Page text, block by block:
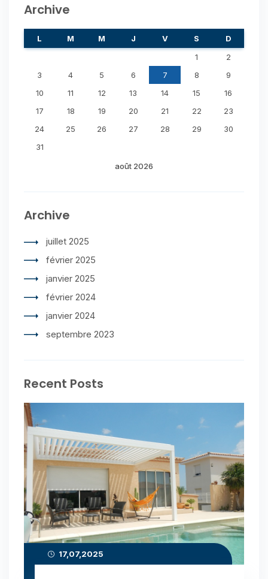
Archive
août 2026
L M M J V S
D
1
2
3
4 5 6 7 8
9
10
11 12 13 14 15
16
17
18 19 20 21 22
23
24
25 26 27 28 29
30
31
Archive
juillet 2025
février 2025
janvier 2025
février 2024
janvier 2024
septembre 2023
Recent Posts
17,07,2025